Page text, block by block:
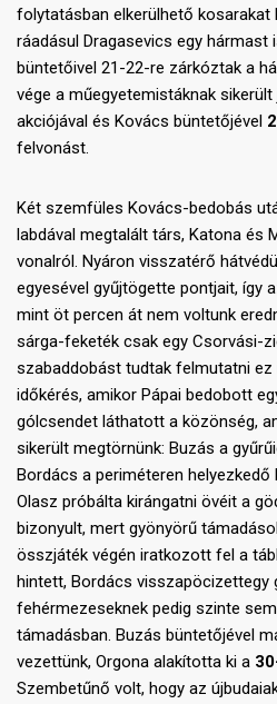
folytatásban elkerülhető kosarakat
ráadásul Dragasevics egy hármast
büntetőivel 21-22-re zárkóztak a
vége a műegyetemistáknak
akciójával és Kovács büntetőjével
felvonást.
Két szemfüles Kovács-bedobás
labdával megtalált társ, Katona és
vonalról. Nyáron visszatérő
egyesével gyűjtögette pontjait, így
mint öt percen át nem voltunk
sárga-feketék csak egy Csorvási-
szabaddobást tudtak felmutatni
időkérés, amikor Pápai bedobott
gólcsendet láthatott a közönség,
sikerült megtörnünk: Buzás a
Bordács a periméteren
Olasz próbálta kirángatni övéit a
bizonyult, mert gyönyörű
összjáték végén iratkozott fel a
hintett, Bordács visszapöcizettegy
fehérmezeseknek pedig szinte
támadásban. Buzás büntetőjével
vezettünk, Orgona alakította ki a
Szembetűnő volt, hogy az